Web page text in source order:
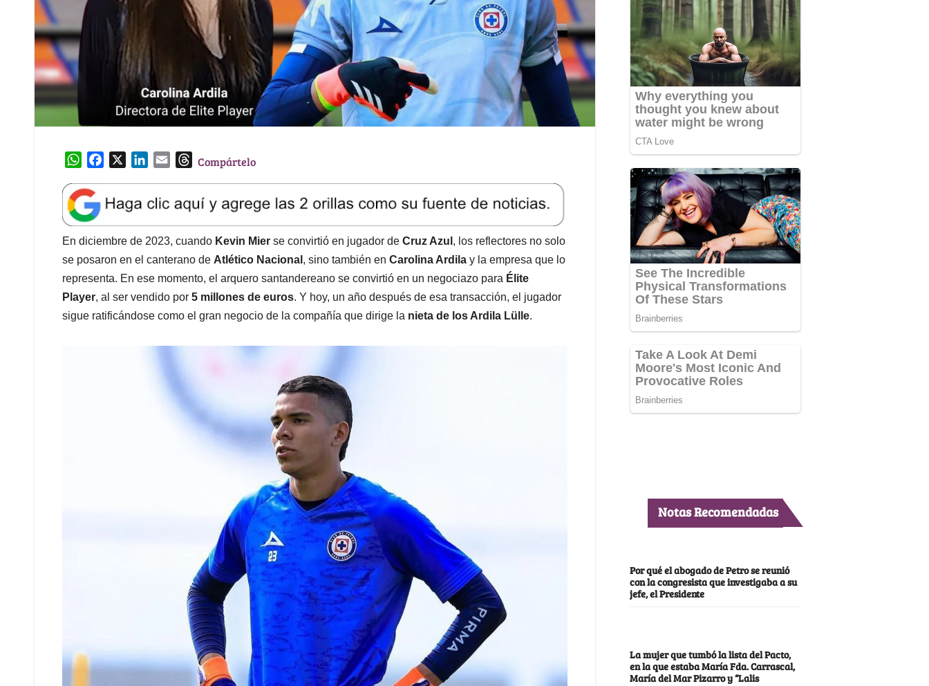
W
a
t
s
A
p
p
e
b
o
o
k
k
e
d
I
n
l
T
e
a
d
s
Compártelo
En diciembre de 2023, cuando Kevin Mier se convirtió en jugador de Cruz Azul , los reflectores no solo
se posaron en el canterano de Atlético Nacional , sino también en Carolina Ardila y la empresa que lo
representa. En ese momento, el arquero santandereano se convirtió en un negociazo para Élite
Player, al ser vendido por 5 millones de euros. Y hoy, un año después de esa transacción, el jugador
sigue ratificándose como el gran negocio de la compañía que dirige la nieta de los Ardila Lülle.
Notas Recomendadas
Por qué el abogado de Petro se reunió
con la congresista que investigaba a su
jefe, el Presidente
La mujer que tumbó la lista del Pacto,
en la que estaba María Fda. Carrascal,
María del Mar Pizarro y “Lalis